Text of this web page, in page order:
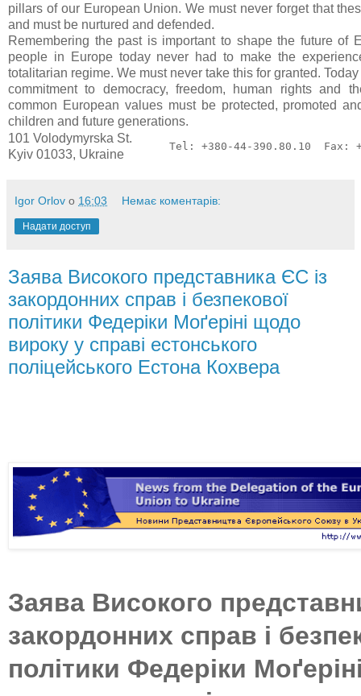
pillars of our European Union. We must never forget that
and must be nurtured and defended.
Remembering the past is important to shape the future of
people in Europe today never had to make the
totalitarian regime. We must never take this for granted.
commitment to democracy, freedom, human rights and
common European values must be protected, promoted
children and future generations.
101 Volodymyrska St.
Kyiv 01033, Ukraine
Tel: +380-44-390.80.10  Fax:
Igor Orlov о 16:03 Немає коментарів:
Надати доступ
Заява Високого представника ЄС із
закордонних справ і безпекової
політики Федеріки Моґеріні щодо
вироку у справі естонського
поліцейського Естона Кохвера
Заява Високого
закордонних справ і
політики Федеріки